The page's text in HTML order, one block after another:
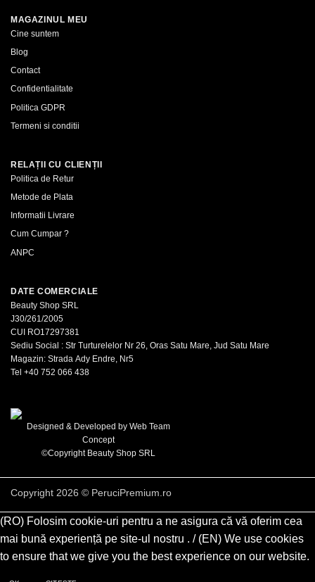
MAGAZINUL MEU
Cine suntem
Blog
Contact
Confidentialitate
Politica GDPR
Termeni si conditii
RELAȚII CU CLIENȚII
Politica de Retur
Metode de Plata
Informatii Livrare
Cum Cumpar ?
ANPC
DATE COMERCIALE
Beauty Shop SRL
J30/261/2005
CUI RO17297381
Sediu Social : Str Turturelelor Nr 26, Oras Satu Mare, Jud Satu Mare
Magazin: Strada Ady Endre, Nr5
Tel +40 752 066 438
Designed & Developed by Web Team
Concept
©Copyright Beauty Shop SRL
Copyright 2026 © PeruciPremium.ro
(RO) Folosim cookie-uri pentru a ne asigura că vă oferim cea
mai bună experiență pe site-ul nostru . / (EN) We use cookies
to ensure that we give you the best experience on our website.